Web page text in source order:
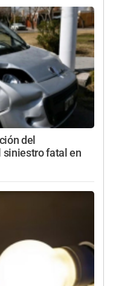
del
siniestro fatal en